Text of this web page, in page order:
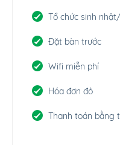
Tổ chức sinh
Đặt bàn trước
Wifi miễn phí
Hóa đơn đỏ
Thanh toán bằng